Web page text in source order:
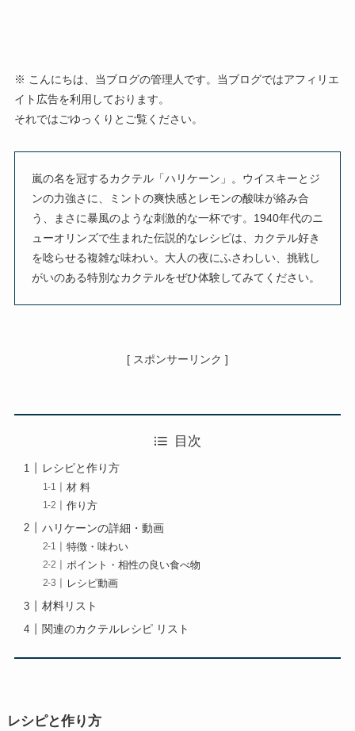
※ こんにちは、当ブログの管理人です。当ブログではアフィリエ
イト広告を利用しております。
それではごゆっくりとご覧ください。
嵐の名を冠するカクテル「ハリケーン」。ウイスキーとジ
ンの力強さに、ミントの爽快感とレモンの酸味が絡み合
う、まさに暴風のような刺激的な一杯です。1940年代のニ
ューオリンズで生まれた伝説的なレシピは、カクテル好き
を唸らせる複雑な味わい。大人の夜にふさわしい、挑戦し
がいのある特別なカクテルをぜひ体験してみてください。
[ スポンサーリンク ]
目次
レシピと作り方
材 料
作り方
ハリケーンの詳細・動画
特徴・味わい
ポイント・相性の良い食べ物
レシピ動画
材料リスト
関連のカクテルレシピ リスト
レシピと作り方